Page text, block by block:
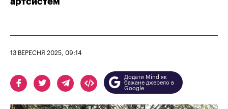
13 ВЕРЕСНЯ 2025, 09:14
Додати Mind як
бажане джерело в
Google